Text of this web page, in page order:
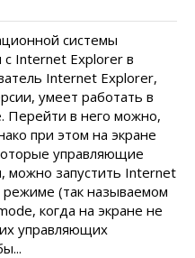
системы
с Internet Explorer в
Internet Explorer,
умеет работать в
Перейти в него можно,
при этом на экране
управляющие
можно запустить Internet
(так называемом
когда на экране не
управляющих